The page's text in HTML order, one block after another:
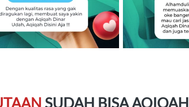
SUDAH BISA AQIQAH